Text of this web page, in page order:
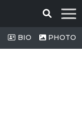
BIO PHOTO